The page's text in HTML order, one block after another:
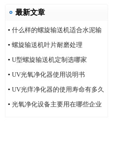
最新文章
• 什么样的螺旋输送机适合水泥输
送
• 螺旋输送机叶片耐磨处理
• U型螺旋输送机定制选哪家
• UV光氧净化器使用说明书
• UV光痒净化器的使用寿命有多久
• 光氧净化设备主要用在哪些企业